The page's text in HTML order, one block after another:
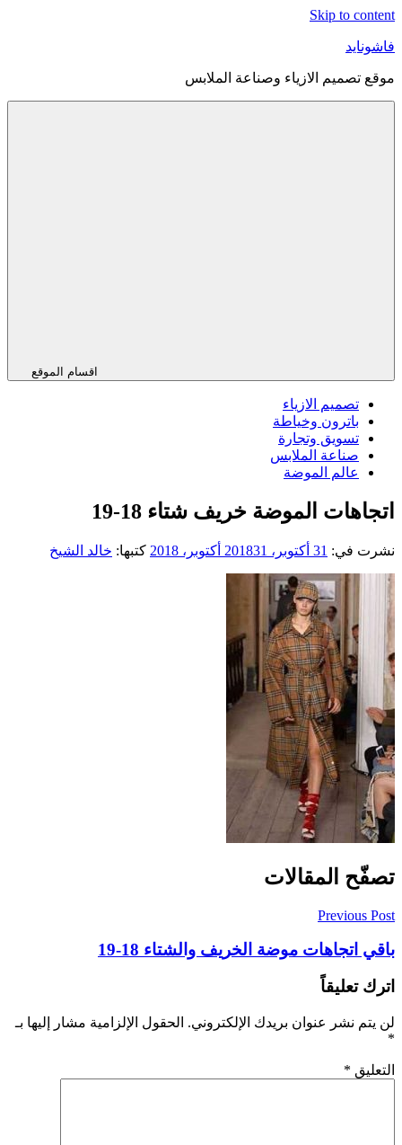
Skip to content
فاشونايد
موقع تصميم الازياء وصناعة الملابس
اقسام الموقع
تصميم الازياء
باترون وخياطة
تسويق وتجارة
صناعة الملابس
عالم الموضة
اتجاهات الموضة خريف شتاء 18-19
نشرت في: 31 أكتوبر، 2018 31 أكتوبر، 2018 كتبها: خالد الشيخ
تصفّح المقالات
Previous Post
باقي اتجاهات موضة الخريف والشتاء 18-19
اترك تعليقاً
لن يتم نشر عنوان بريدك الإلكتروني. الحقول الإلزامية مشار إليها بـ
*
التعليق *